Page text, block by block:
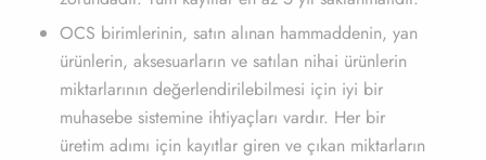
OCS birimlerinin, satın alınan hammaddenin, yan
ürünlerin, aksesuarların ve satılan nihai ürünlerin
miktarlarının değerlendirilebilmesi için iyi bir
muhasebe sistemine ihtiyaçları vardır. Her bir
üretim adımı için kayıtlar giren ve çıkan miktarların